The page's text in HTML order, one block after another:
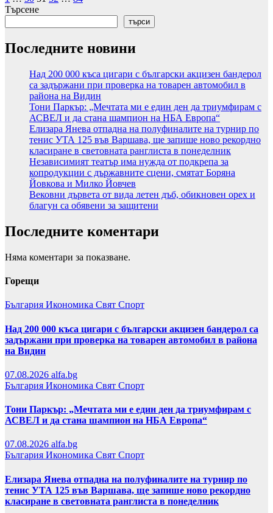
на
на
Търсене
търси
Последните новини
Над 200 000 къса цигари с български акцизен бандерол
са задържани при проверка на товарен автомобил в
района на Видин
Тони Паркър: „Мечтата ми е един ден да триумфирам с
АСВЕЛ и да стана шампион на НБА Европа“
Елизара Янева отпадна на полуфиналите на турнир по
тенис УТА 125 във Варшава, ще запише ново рекордно
класиране в световната ранглиста в понеделник
Независимият театър има нужда от подкрепа за
копродукции с държавните сцени, смятат Боряна
Йовкова и Милко Йовчев
Вековни дървета от вида летен дъб, обикновен орех и
благун са обявени за защитени
Последните коментари
Няма коментари за показване.
Горещи
България Икономика Свят Спорт
Над 200 000 къса цигари с български акцизен бандерол са
задържани при проверка на товарен автомобил в района
на Видин
07.08.2026 alfa.bg
България Икономика Свят Спорт
Тони Паркър: „Мечтата ми е един ден да триумфирам с
АСВЕЛ и да стана шампион на НБА Европа“
07.08.2026 alfa.bg
България Икономика Свят Спорт
Елизара Янева отпадна на полуфиналите на турнир по
тенис УТА 125 във Варшава, ще запише ново рекордно
класиране в световната ранглиста в понеделник